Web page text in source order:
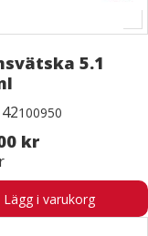
5.1
100950
kr
Lägg i varukorg